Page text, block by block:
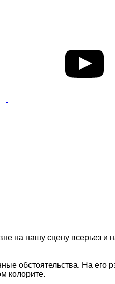
на нашу сцену всерьез и
обстоятельства. На его
колорите.